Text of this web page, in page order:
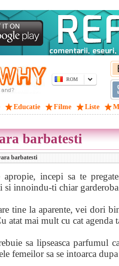
ROM
Educatie Filme Liste
barbatesti
barbatesti
apropie, incepi sa te
si innoindu-ti chiar
tine la aparente, vei dori
atat mai mult cu cat
sa lipseasca parfumul
femeilor sa se intoarca